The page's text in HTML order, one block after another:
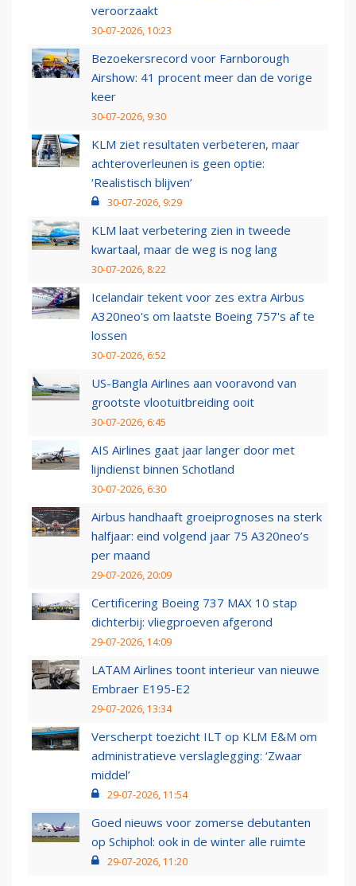
veroorzaakt
30-07-2026, 10:23
Bezoekersrecord voor Farnborough
Airshow: 41 procent meer dan de vorige
keer
30-07-2026, 9:30
KLM ziet resultaten verbeteren, maar
achteroverleunen is geen optie:
‘Realistisch blijven’
30-07-2026, 9:29
KLM laat verbetering zien in tweede
kwartaal, maar de weg is nog lang
30-07-2026, 8:22
Icelandair tekent voor zes extra Airbus
A320neo's om laatste Boeing 757's af te
lossen
30-07-2026, 6:52
US-Bangla Airlines aan vooravond van
grootste vlootuitbreiding ooit
30-07-2026, 6:45
AIS Airlines gaat jaar langer door met
lijndienst binnen Schotland
30-07-2026, 6:30
Airbus handhaaft groeiprognoses na sterk
halfjaar: eind volgend jaar 75 A320neo’s
per maand
29-07-2026, 20:09
Certificering Boeing 737 MAX 10 stap
dichterbij: vliegproeven afgerond
29-07-2026, 14:09
LATAM Airlines toont interieur van nieuwe
Embraer E195-E2
29-07-2026, 13:34
Verscherpt toezicht ILT op KLM E&M om
administratieve verslaglegging: ‘Zwaar
middel’
29-07-2026, 11:54
Goed nieuws voor zomerse debutanten
op Schiphol: ook in de winter alle ruimte
29-07-2026, 11:20